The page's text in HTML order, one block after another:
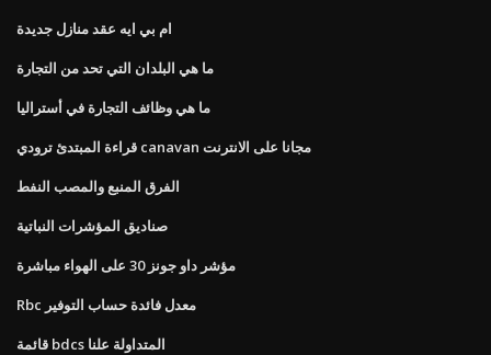
ام بي ايه عقد منازل جديدة
ما هي البلدان التي تحد من التجارة
ما هي وظائف التجارة في أستراليا
قراءة المبتدئ ترودي canavan مجانا على الانترنت
الفرق المنبع والمصب النفط
صناديق المؤشرات النباتية
مؤشر داو جونز 30 على الهواء مباشرة
Rbc معدل فائدة حساب التوفير
قائمة bdcs المتداولة علنا